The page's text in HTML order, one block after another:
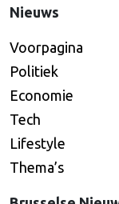
Nieuws
Voorpagina
Politiek
Economie
Tech
Lifestyle
Thema’s